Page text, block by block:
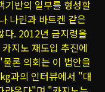
기반의 일부를 형성할
나린과 바트켄 같은
다. 2012년 금지령을
지노 재도입 추진에
론 의회는 이 법안을
과의 인터뷰에서 "대